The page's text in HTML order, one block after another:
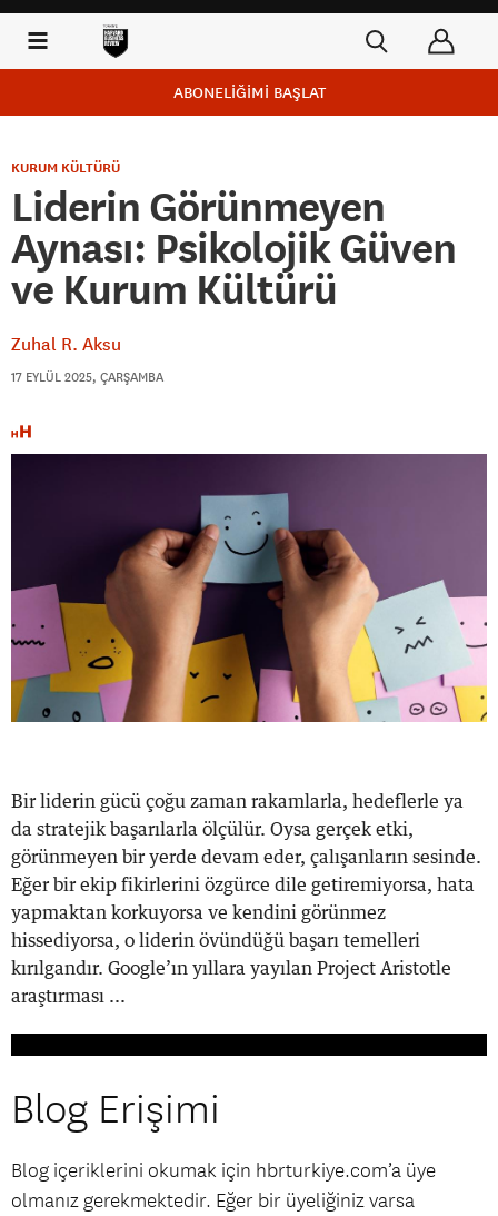
ABONELİĞİMİ BAŞLAT
KURUM KÜLTÜRÜ
Liderin Görünmeyen
Aynası: Psikolojik Güven
ve Kurum Kültürü
Zuhal R. Aksu
17 EYLÜL 2025, ÇARŞAMBA
Bir liderin gücü çoğu zaman rakamlarla, hedeflerle ya
da stratejik başarılarla ölçülür. Oysa gerçek etki,
görünmeyen bir yerde devam eder, çalışanların sesinde.
Eğer bir ekip fikirlerini özgürce dile getiremiyorsa, hata
yapmaktan korkuyorsa ve kendini görünmez
hissediyorsa, o liderin övündüğü başarı temelleri
kırılgandır. Google’ın yıllara yayılan Project Aristotle
araştırması ...
Blog Erişimi
Blog içeriklerini okumak için hbrturkiye.com’a üye
olmanız gerekmektedir. Eğer bir üyeliğiniz varsa